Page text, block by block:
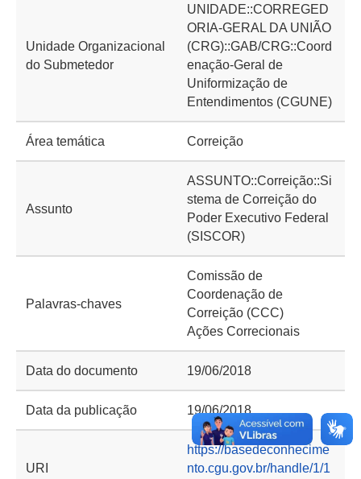
Unidade Organizacional
do Submetedor
UNIDADE::CORREGED
ORIA-GERAL DA UNIÃO
(CRG)::GAB/CRG::Coord
enação-Geral de
Uniformização de
Entendimentos (CGUNE)
Área temática Correição
Assunto
ASSUNTO::Correição::Si
stema de Correição do
Poder Executivo Federal
(SISCOR)
Palavras-chaves
Comissão de
Coordenação de
Correição (CCC)
Ações Correcionais
Data do documento 19/06/2018
Data da publicação 19/06/2018
URI
https://basedeconhecime
nto.cgu.gov.br/handle/1/1